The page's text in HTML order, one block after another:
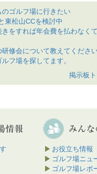
のゴルフ場に行きたい
東松山CCを検討中
きをすれば年会費を払わなく
研修会について教えてくださ
フ場を探してます。
掲示板
お役立ち情報
ゴルフ場ニュ
ゴルフ場レポ